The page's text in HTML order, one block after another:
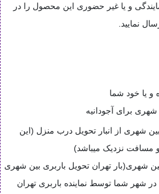
و یا غیر حضوری این محصول را در
نمایید.
شهری از انبار تحویل درب منزل (این
مسافت نزدیک میباشد)
شهری(بار تهران تحویل باربری بین شهری
24 الی 46 ساعت در شهر شما توسط نماینده باربری تهران